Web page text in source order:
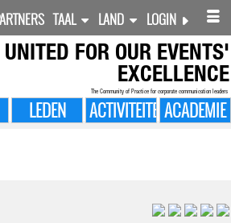
TAAL LAND LOGIN
UNITED FOR OUR EVENTS'
EXCELLENCE
The Community of Practice for corporate communication leaders
LEDEN ACTIVITEITENACADEMIE